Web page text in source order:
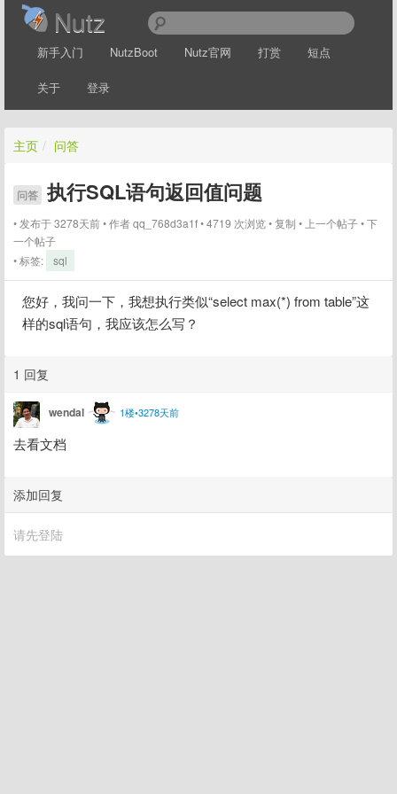
Nutz
新手入门 NutzBoot Nutz官网 打赏 短点
关于 登录
主页 / 问答
问答 执行SQL语句返回值问题
发布于 3278天前 作者qq_768d3a1f 4719 次浏览 复制 上一个帖子 下
一个帖子
标签:
sql
您好，我问一下，我想执行类似“select max(*) from table”这
样的sql语句，我应该怎么写？
1 回复
wendal 1楼•3278天前
去看文档
添加回复
请先登陆